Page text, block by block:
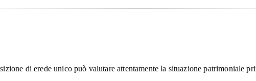
di erede unico può valutare attentamente la situazione patrimoniale